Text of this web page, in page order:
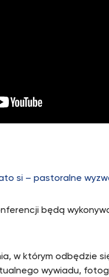
si – pastoralne
będą
w którym odbędzie
wywiadu,